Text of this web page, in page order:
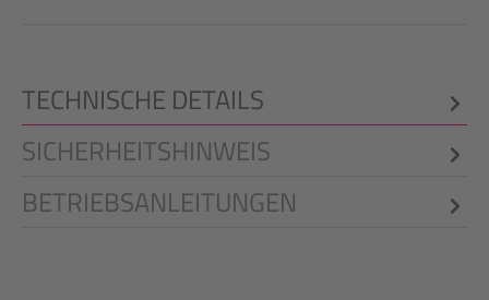
TECHNISCHE DETAILS
SICHERHEITSHINWEIS
BETRIEBSANLEITUNGEN